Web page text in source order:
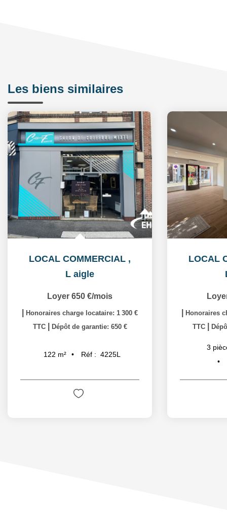
Les biens similaires
LOCAL COMMERCIAL ,
L aigle
Loyer 650 €/mois
Honoraires charge locataire: 1 300 €
TTC
Dépôt de garantie: 650 €
122 m² Réf : 4225L
LOCAL
Honoraires
TTC
3